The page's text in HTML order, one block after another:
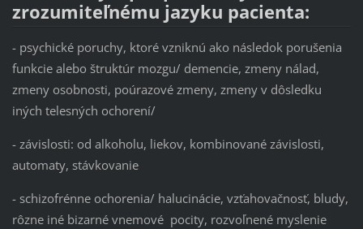
zrozumiteľnému jazyku pacienta:
- psychické poruchy, ktoré vzniknú ako následok porušenia
funkcie alebo štruktúr mozgu/ demencie, zmeny nálad,
zmeny osobnosti, poúrazové zmeny, zmeny v dôsledku
iných telesných ochorení/
- závislosti: od alkoholu, liekov, kombinované závislosti,
automaty, stávkovanie
- schizofrénne ochorenia/ halucinácie, vzťahovačnosť, bludy,
rôzne iné bizarné vnemové pocity, rozvoľnené myslenie